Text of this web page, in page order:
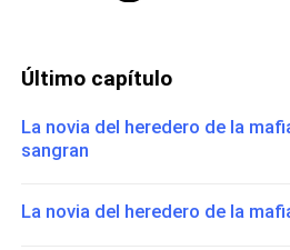
Último capítulo
La novia del heredero de la
sangran
La novia del heredero de la